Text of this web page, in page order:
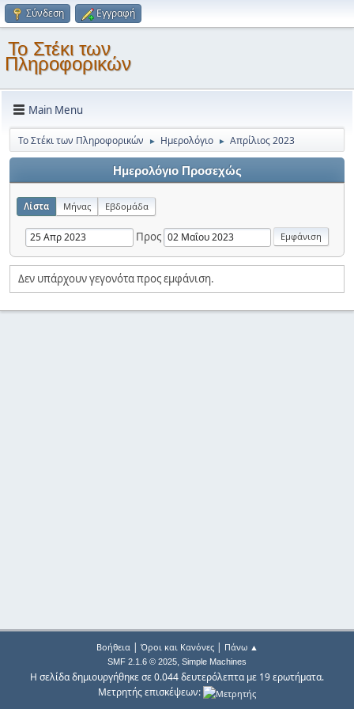
Σύνδεση Εγγραφή
Το Στέκι των
Πληροφορικών
Main Menu
Το Στέκι των Πληροφορικών ► Ημερολόγιο ► Απρίλιος 2023
Ημερολόγιο Προσεχώς
Λίστα Μήνας Εβδομάδα
Προς
Δεν υπάρχουν γεγονότα προς εμφάνιση.
Βοήθεια| Όροι και Κανόνες| Πάνω ▲
SMF 2.1.6 © 2025, Simple Machines
Η σελίδα δημιουργήθηκε σε 0.044 δευτερόλεπτα με 19 ερωτήματα.
Μετρητής επισκέψεων: